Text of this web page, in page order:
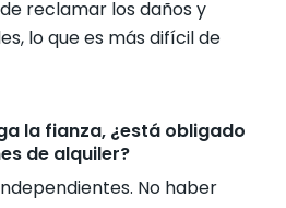
reclamar los daños y
lo que es más difícil de
la fianza, ¿está obligado
de alquiler?
No haber